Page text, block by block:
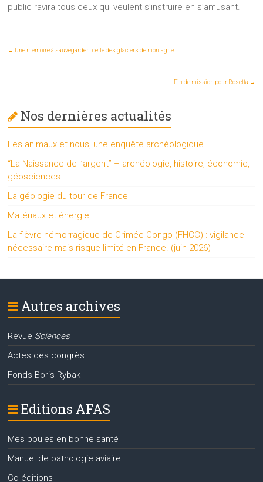
public ravira tous ceux qui veulent s’instruire en s’amusant.
← Une mémoire à sauvegarder : celle des glaciers de montagne
Fin de mission pour Rosetta →
Nos dernières actualités
Les animaux et nous, une enquête archéologique
“La Naissance de l’argent” – archéologie, histoire, économie,
géosciences…
La géologie du tour de France
Matériaux et énergie
La fièvre hémorragique de Crimée Congo (FHCC) : vigilance
nécessaire mais risque limité en France. (juin 2026)
Autres archives
Revue Sciences
Actes des congrès
Fonds Boris Rybak
Editions AFAS
Mes poules en bonne santé
Manuel de pathologie aviaire
Co-éditions